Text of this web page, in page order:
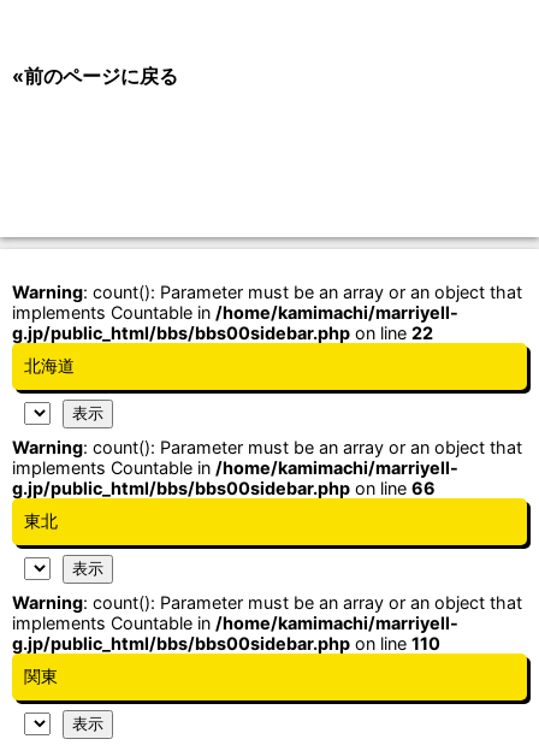
«前のページに戻る
Warning: count(): Parameter must be an array or an object that
implements Countable in /home/kamimachi/marriyell-
g.jp/public_html/bbs/bbs00sidebar.php on line 22
北海道
Warning: count(): Parameter must be an array or an object that
implements Countable in /home/kamimachi/marriyell-
g.jp/public_html/bbs/bbs00sidebar.php on line 66
東北
Warning: count(): Parameter must be an array or an object that
implements Countable in /home/kamimachi/marriyell-
g.jp/public_html/bbs/bbs00sidebar.php on line 110
関東